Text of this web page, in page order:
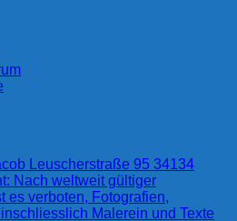
Leuscherstraße 95 34134
Nach weltweit gültiger
es verboten, Fotografien,
Malerein und Texte